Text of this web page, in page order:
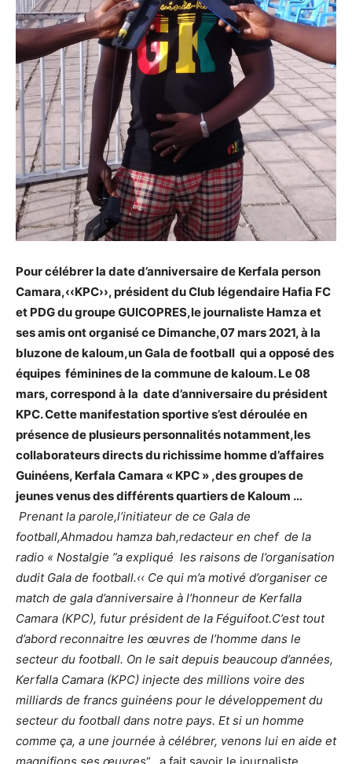
Pour célébrer la date d’anniversaire de Kerfala person
Camara,‹‹KPC››, président du Club légendaire Hafia FC
et PDG du groupe GUICOPRES,le journaliste Hamza et
ses amis ont organisé ce Dimanche,07 mars 2021, à la
bluzone de kaloum,un Gala de football qui a opposé des
équipes féminines de la commune de kaloum. Le 08
mars, correspond à la date d’anniversaire du président
KPC. Cette manifestation sportive s’est déroulée en
présence de plusieurs personnalités notamment,les
collaborateurs directs du richissime homme d’affaires
Guinéens, Kerfala Camara « KPC » ,des groupes de
jeunes venus des différents quartiers de Kaloum …
Prenant la parole,l’initiateur de ce Gala de
football,Ahmadou hamza bah,redacteur en chef de la
radio « Nostalgie ”a expliqué les raisons de l’organisation
dudit Gala de football.‹‹ Ce qui m’a motivé d’organiser ce
match de gala d’anniversaire à l’honneur de Kerfalla
Camara (KPC), futur président de la Féguifoot.C’est tout
d’abord reconnaitre les œuvres de l’homme dans le
secteur du football. On le sait depuis beaucoup d’années,
Kerfalla Camara (KPC) injecte des millions voire des
milliards de francs guinéens pour le développement du
secteur du football dans notre pays. Et si un homme
comme ça, a une journée à célébrer, venons lui en aide et
magnifions ses œuvres“, a fait savoir le journaliste